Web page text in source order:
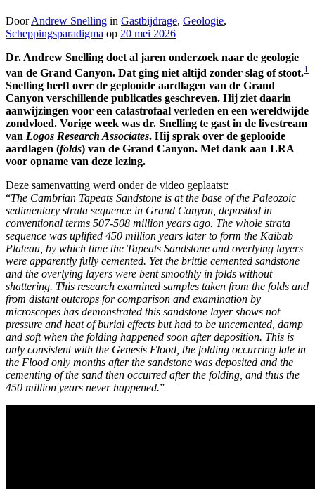
DoorAndrew Snelling in Gastbijdrage, Geologie,
Scheppingsparadigma op 20 mei 2026
Dr. Andrew Snelling doet al jaren onderzoek naar de geologie
van de Grand Canyon. Dat ging niet altijd zonder slag of stoot.1
Snelling heeft over de geplooide aardlagen van de Grand
Canyon verschillende publicaties geschreven. Hij ziet daarin
aanwijzingen voor een catastrofaal verleden en een wereldwijde
zondvloed. Vorige week was dr. Snelling te gast in de livestream
van Logos Research Associates. Hij sprak over de geplooide
aardlagen (folds) van de Grand Canyon. Met dank aan LRA
voor opname van deze lezing.
Deze samenvatting werd onder de video geplaatst:
“The Cambrian Tapeats Sandstone is at the base of the Paleozoic
sedimentary strata sequence in Grand Canyon, deposited in
conventional terms 507-508 million years ago. The whole strata
sequence was uplifted 450 million years later to form the Kaibab
Plateau, by which time the Tapeats Sandstone and overlying layers
were apparently fully cemented. Yet the brittle cemented sandstone
and the overlying layers were bent smoothly in folds without
shattering. This research examined samples taken from the folds and
from distant outcrops for comparison and examination by
microscopes has demonstrated this sandstone layer shows not
pressure and heat of burial effects but had to be uncemented, damp
and soft when the folding happened soon after deposition. This is
only consistent with the Genesis Flood, the folding occurring late in
the Flood only months after the sandstone was deposited and the
cementing of the sand then occurred after the folding, and thus the
450 million years never happened.”